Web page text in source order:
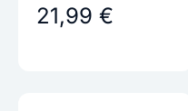
21,99 €